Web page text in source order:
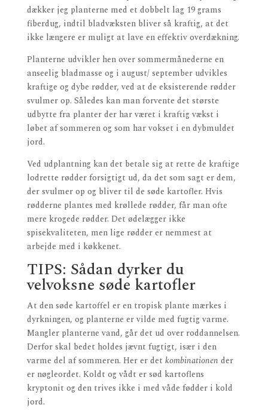
dækker jeg planterne med et dobbelt lag 19 grams
fiberdug, indtil bladvæksten bliver så kraftig, at det
ikke længere er muligt at lave en effektiv overdækning.
Planterne udvikler hen over sommermånederne en
anseelig bladmasse og i august/ september udvikles
kraftige og dybe rødder, ved at de eksisterende rødder
svulmer op. Således kan man forvente det største
udbytte fra planter der har været i kraftig vækst i
løbet af sommeren og som har vokset i en dybmuldet
jord.
Ved udplantning kan det betale sig at rette de kraftige
lodrette rødder forsigtigt ud, da det som sagt er dem,
der svulmer op og bliver til de søde kartofler. Hvis
rødderne plantes med krøllede rødder, får man ofte
mere krogede rødder. Det ødelægger ikke
spisekvaliteten, men lige rødder er nemmest at
arbejde med i køkkenet.
TIPS: Sådan dyrker du
velvoksne søde kartofler
At den søde kartoffel er en tropisk plante mærkes i
dyrkningen, og planterne er vilde med fugtig varme.
Mangler planterne vand, går det ud over roddannelsen.
Derfor skal bedet holdes jævnt fugtigt, især i den
varme del af sommeren. Her er det kombinationen der
er nøgleordet. Koldt og vådt er sød kartoflens
kryptonit og den trives ikke i med våde fødder i kold
jord.